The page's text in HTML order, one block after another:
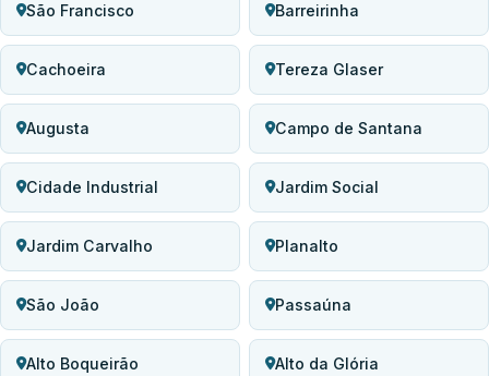
São Francisco Barreirinha
Cachoeira Tereza Glaser
Augusta Campo de Santana
Cidade Industrial Jardim Social
Jardim Carvalho Planalto
São João Passaúna
Alto Boqueirão Alto da Glória